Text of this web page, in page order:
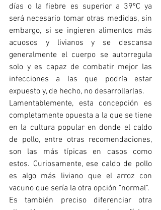
días o la fiebre es superior a 39ºC ya
será necesario tomar otras medidas, sin
embargo, si se ingieren alimentos más
acuosos y livianos y se descansa
generalmente el cuerpo se autorregula
solo y es capaz de combatir mejor las
infecciones a las que podría estar
expuesto y, de hecho, no desarrollarlas.
Lamentablemente, esta concepción es
completamente opuesta a la que se tiene
en la cultura popular en donde el caldo
de pollo, entre otras recomendaciones,
son las más típicas en casos como
estos. Curiosamente, ese caldo de pollo
es algo más liviano que el arroz con
vacuno que sería la otra opción "normal".
Es también preciso diferenciar otra